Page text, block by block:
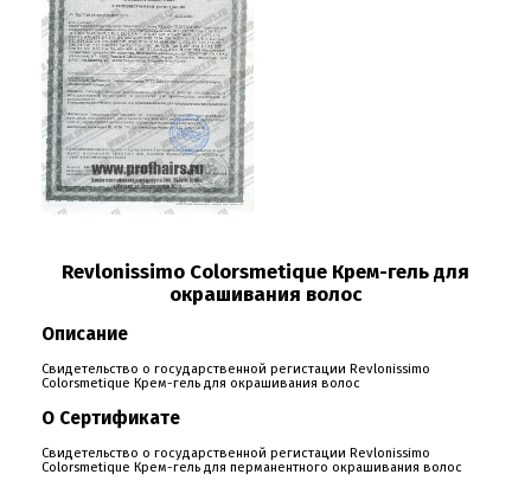
Revlonissimo Colorsmetique Крем-гель для
окрашивания волос
Описание
Свидетельство о государственной регистации Revlonissimo
Colorsmetique Крем-гель для окрашивания волос
О Сертификате
Свидетельство о государственной регистации Revlonissimo
Colorsmetique Крем-гель для перманентного окрашивания волос